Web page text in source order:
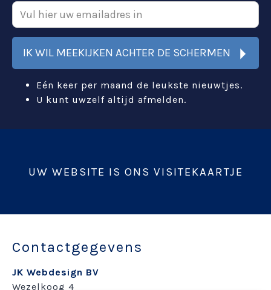
IK WIL MEEKIJKEN ACHTER DE SCHERMEN
Eén keer per maand de leukste nieuwtjes.
U kunt uwzelf altijd afmelden.
UW WEBSITE IS ONS VISITEKAARTJE
Contactgegevens
JK Webdesign BV
Wezelkoog 4